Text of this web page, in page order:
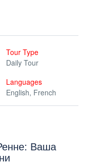
Tour Type
Daily Tour
Languages
English, French
Ваша